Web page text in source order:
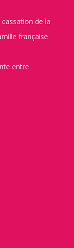
de la
française
entre